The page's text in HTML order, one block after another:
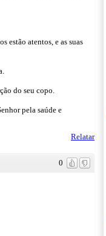
estão atentos, e as suas
do seu copo.
pela saúde e
Relatar
0